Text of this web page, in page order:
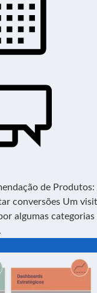
de
conversões Um
algumas